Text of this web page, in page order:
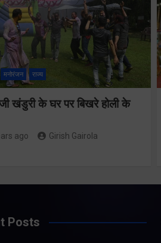
मनोरंजन राज्य
खंडुरी के घर पर बिखरे होली के
ago Girish Gairola
Posts
में रहें अधिकारीः